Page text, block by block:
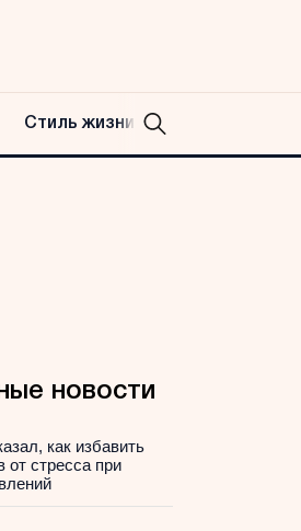
Стиль жизни
новости
как избавить
от стресса при